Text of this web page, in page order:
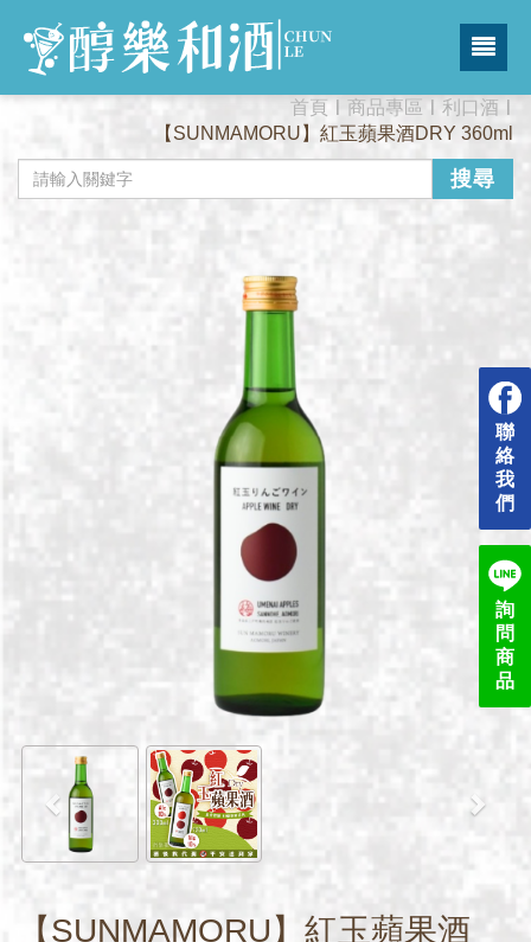
詢
問
商
品
聯
絡
我
們
首頁 商品專區
利口酒
【SUNMAMORU】紅玉蘋果酒DRY 360ml
搜尋
【SUNMAMORU】紅玉蘋果酒